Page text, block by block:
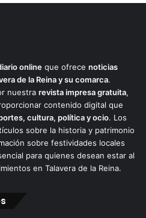
online que ofrece noticias
de la Reina y su comarca.
nuestra revista impresa gratuita,
contenido digital que
cultura, política y ocio. Los
sobre la historia y patrimonio
sobre festividades locales
para quienes desean estar al
en Talavera de la Reina.